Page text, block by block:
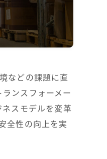
などの課題に直
ンスフォーメー
スモデルを変革
全性の向上を実